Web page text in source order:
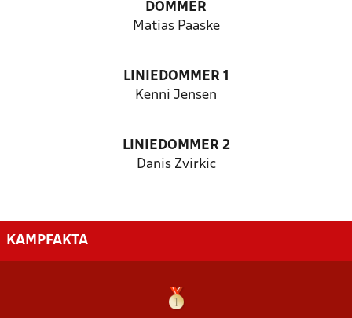
DOMMER
Matias Paaske
LINIEDOMMER 1
Kenni Jensen
LINIEDOMMER 2
Danis Zvirkic
KAMPFAKTA